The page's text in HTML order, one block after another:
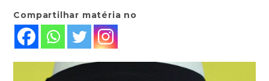
Compartilhar matéria no